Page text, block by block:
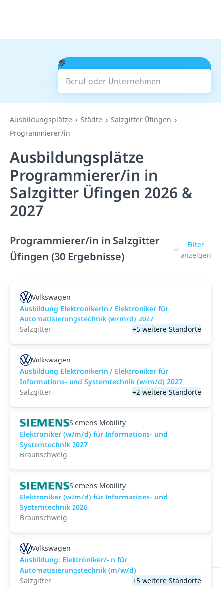
Beruf oder Unternehmen
Suchen
Ausbildungsplätze Städte
Salzgitter Üfingen
Programmierer/in
Ausbildungsplätze
Programmierer/in in
Salzgitter Üfingen 2026 &
2027
Programmierer/in in Salzgitter
Üfingen (30 Ergebnisse)
Filter
anzeigen
Volkswagen
Ausbildung Elektronikerin / Elektroniker für
Automatisierungstechnik (w/m/d) 2027
Salzgitter
+5 weitere Standorte
Volkswagen
Ausbildung Elektronikerin / Elektroniker für
Informations- und Systemtechnik (w/m/d) 2027
Salzgitter
+2 weitere Standorte
Siemens Mobility
Elektroniker (w/m/d) für Informations- und
Systemtechnik 2027
Braunschweig
Siemens Mobility
Elektroniker (w/m/d) für Informations- und
Systemtechnik 2026
Braunschweig
Volkswagen
Ausbildung: Elektroniker/-in für
Automatisierungstechnik (m/w/d)
Salzgitter
+5 weitere Standorte